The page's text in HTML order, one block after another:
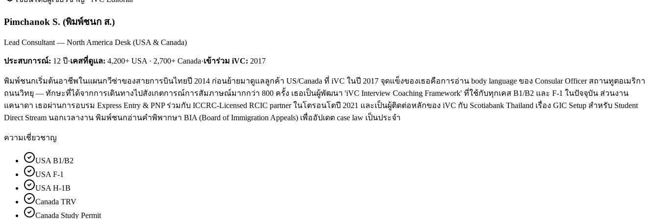
Pimchanok S. (พิมพ์ชนก ส.)
Lead Consultant — North America Desk (USA & Canada)
ประสบการณ์: 12 ปี·เคสที่ดูแล: 4,200+ USA · 2,700+ Canada·เข้าร่วม iVC: 2017
พิมพ์ชนกเริ่มต้นอาชีพในแผนกวีซ่าของสายการบินไทยปี 2014 ก่อนย้ายมาดูแลลูกค้า US/Canada ที่ iVC ในปี 2017 จุดแข็งของเธอคือการอ่าน body language ของ Consular Officer สถานทูตอเมริกา
ถนนวิทยุ — ทักษะที่ได้จากการเดินทางไปสังเกตการณ์การสัมภาษณ์มากกว่า 800 ครั้ง เธอเป็นผู้พัฒนา 'iVC Interview Coaching Framework' ที่ใช้กับทุกเคส B1/B2 และ F-1 ในปัจจุบัน ส่วนงาน
แคนาดา เธอผ่านการอบรม Express Entry & PNP ร่วมกับ ICCRC-Licensed RCIC partner ในโตรอนโตปี 2021 และเป็นผู้ติดต่อหลักของ iVC กับ Scotiabank Thailand เรื่อง GIC Setup สำหรับ Student
Direct Stream นอกเวลางาน พิมพ์ชนกอ่านคำพิพากษา BIA (Board of Immigration Appeals) เพื่ออัปเดต case law เป็นประจำ
ความเชี่ยวชาญ
USA B1/B2
USA F-1
USA H-1B
Canada TRV
Canada Study Permit